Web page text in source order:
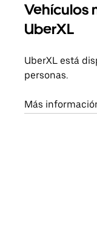
Vehículos
UberXL
UberXL está
personas.
Más